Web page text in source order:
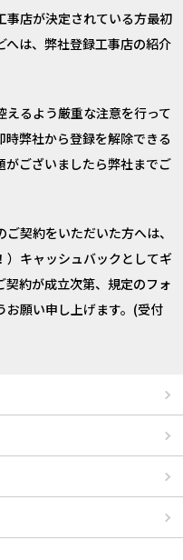
事店が決定されている方最初
は、弊社登録工事店の紹介
るよう厳重な注意を行って
弊社から登録を解除できる
がございましたら弊社までご
契約をいただいた方へは、
）キャッシュバックとしてギ
契約が成立次第、規定のフォ
お願い申し上げます。(受付